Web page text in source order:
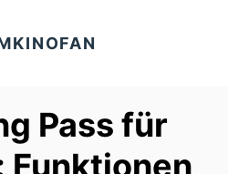
Pass für
Funktionen,